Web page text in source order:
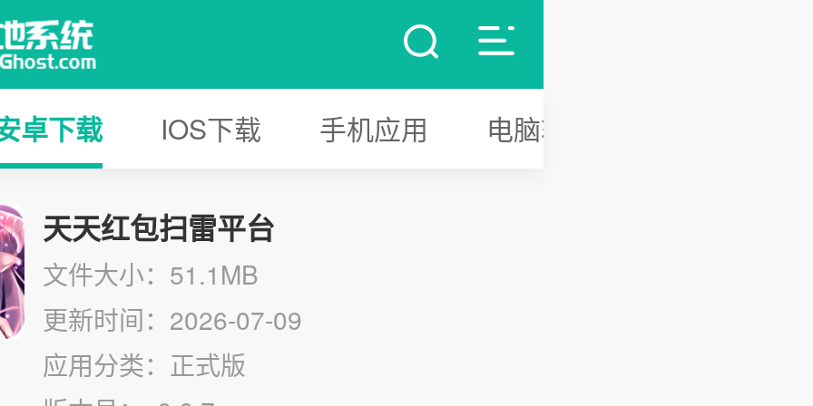
卓下载 IOS下载 手机应用 电脑软件
天天红包扫雷平台
文件大小：51.1MB
更新时间：2026-07-09
应用分类：正式版